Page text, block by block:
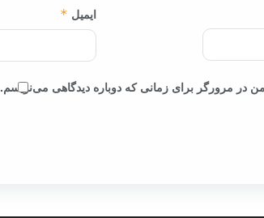
ایمیل *
در مرورگر برای زمانی که دوباره دیدگاهی می‌نویسم.